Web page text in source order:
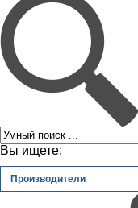
Вы ищете:
Производители